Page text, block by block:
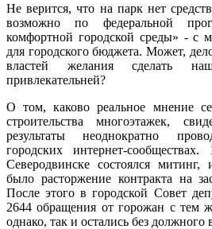
Не верится, что на парк нет
возможно по федеральной
комфортной городской среды» - с
для городского бюджета. Может,
властей желания сделать
привлекательней?
О том, каково реальное мнение
строительства многоэтажек,
результаты неоднократно
городских интернет-
Северодвинске состоялся
было расторжение контракта на
После этого в городской Совет
2644 обращения от горожан с тем
однако, так и остались без должного